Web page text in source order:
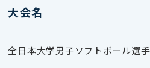
大会名
全日本大学男子ソフトボール選